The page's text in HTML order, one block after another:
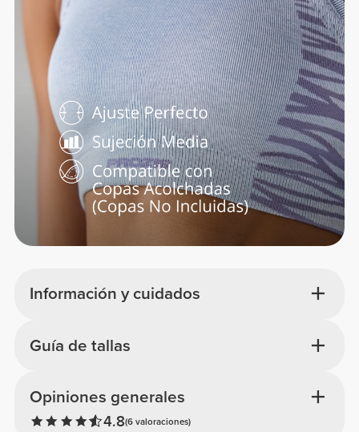
Información y cuidados
Opiniones generales
4.8(6 valoraciones)
Guía de tallas